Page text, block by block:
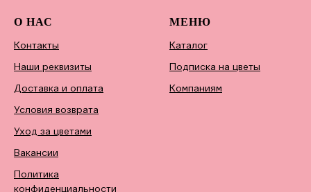
О НАС
Контакты
Наши реквизиты
Доставка и оплата
Условия возврата
Уход за цветами
Вакансии
Политика
конфиденциальности
МЕНЮ
Каталог
Подписка на цветы
Компаниям